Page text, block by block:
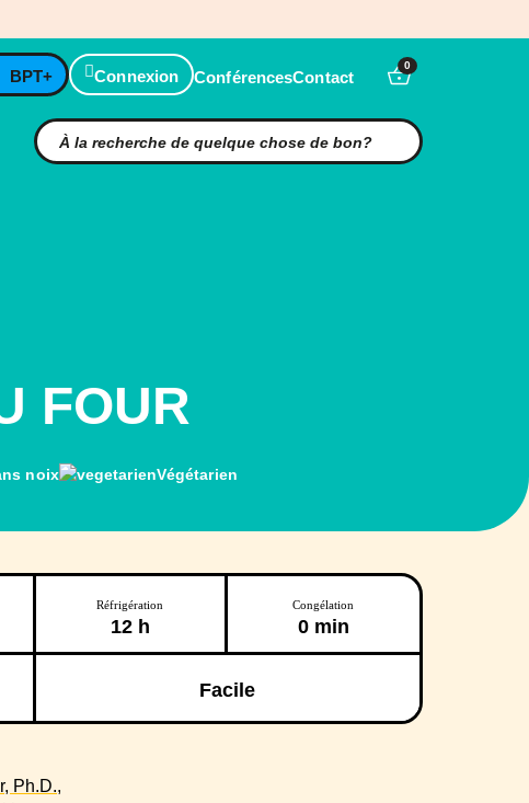
BPT+ Connexion ConférencesContact
0
FOUR
noix Végétarien
Réfrigération
12 h
Congélation
0 min
Facile
Ph.D.,